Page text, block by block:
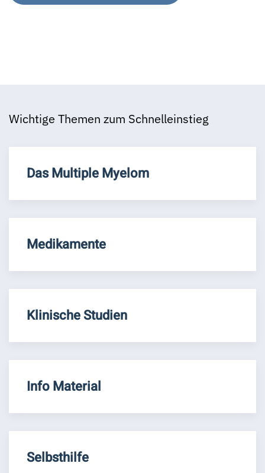
Wichtige Themen zum Schnelleinstieg
Das Multiple Myelom
Medikamente
Klinische Studien
Info Material
Selbsthilfe